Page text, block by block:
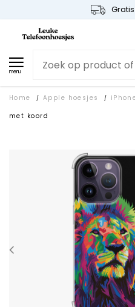
menu
Home / Apple hoesjes /
met koord